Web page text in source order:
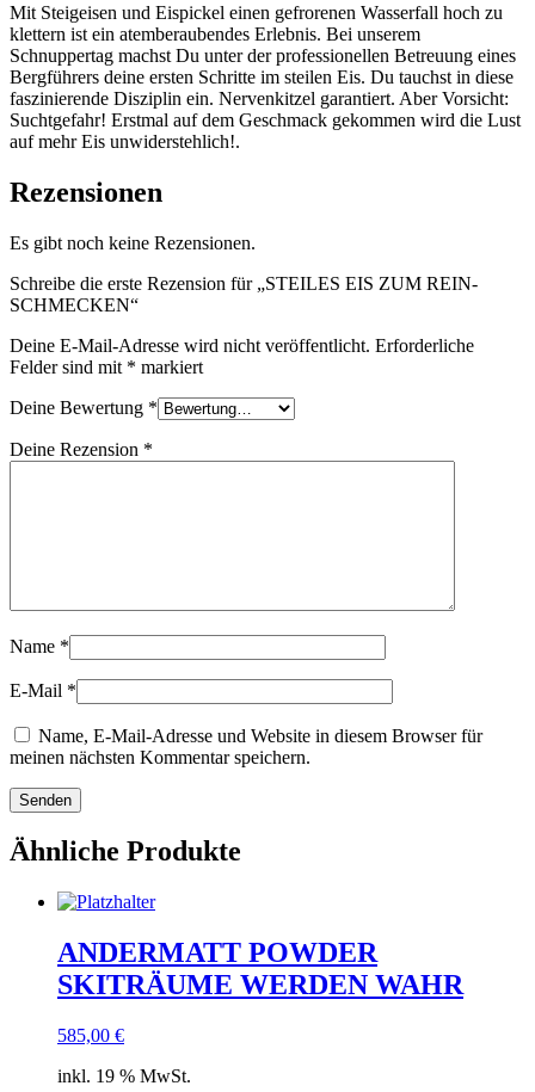
Mit Steigeisen und Eispickel einen gefrorenen Wasserfall hoch zu
klettern ist ein atemberaubendes Erlebnis. Bei unserem
Schnuppertag machst Du unter der professionellen Betreuung eines
Bergführers deine ersten Schritte im steilen Eis. Du tauchst in diese
faszinierende Disziplin ein. Nervenkitzel garantiert. Aber Vorsicht:
Suchtgefahr! Erstmal auf dem Geschmack gekommen wird die Lust
auf mehr Eis unwiderstehlich!.
Rezensionen
Es gibt noch keine Rezensionen.
Schreibe die erste Rezension für „STEILES EIS ZUM REIN­
SCHMECKEN“
Deine E-Mail-Adresse wird nicht veröffentlicht. Erforderliche
Felder sind mit * markiert
Deine Bewertung *
Deine Rezension *
Name *
E-Mail *
Name, E-Mail-Adresse und Website in diesem Browser für
meinen nächsten Kommentar speichern.
Ähnliche Produkte
ANDERMATT POWDER
SKITRÄUME WERDEN WAHR
585,00 €
inkl. 19 % MwSt.